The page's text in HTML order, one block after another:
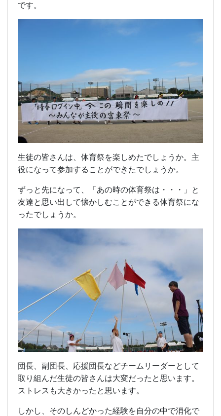
です。
生徒の皆さんは、体育祭を楽しめたでしょうか。主
役になって参加することができたでしょうか。
ずっと先になって、「あの時の体育祭は・・・」と
友達と思い出して懐かしむことができる体育祭にな
ったでしょうか。
団長、副団長、応援団長などチームリーダーとして
取り組んだ生徒の皆さんは大変だったと思います。
ストレスも大きかったと思います。
しかし、そのしんどかった経験を自分の中で消化で